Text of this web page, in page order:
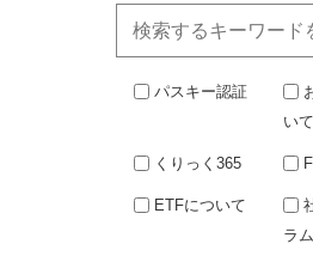
パスキー認証
いて
くりっく365
ETFについて
ラム